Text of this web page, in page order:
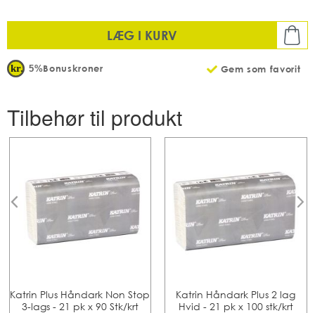
LÆG I KURV
Gem som favorit
5%Bonuskroner
Tilbehør til produkt
Katrin Plus Håndark Non Stop
3-lags - 21 pk x 90 Stk/krt
Katrin Håndark Plus 2 lag
Hvid - 21 pk x 100 stk/krt